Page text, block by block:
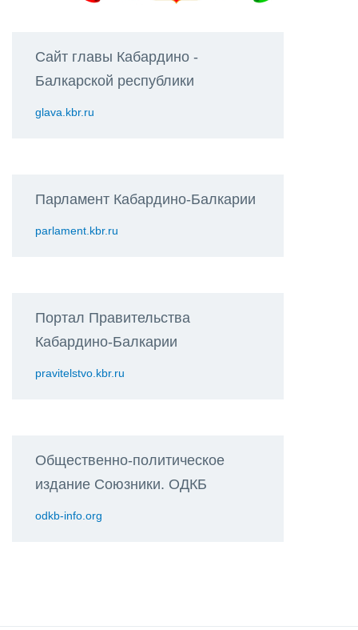
Сайт главы Кабардино -
Балкарской республики
glava.kbr.ru
Парламент Кабардино-Балкарии
parlament.kbr.ru
Портал Правительства
Кабардино-Балкарии
pravitelstvo.kbr.ru
Общественно-политическое
издание Союзники. ОДКБ
odkb-info.org